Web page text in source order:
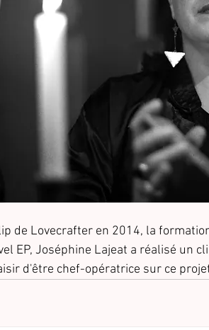
de Lovecrafter en 2014, la
EP, Joséphine Lajeat a réalisé un
d'être chef-opératrice sur ce